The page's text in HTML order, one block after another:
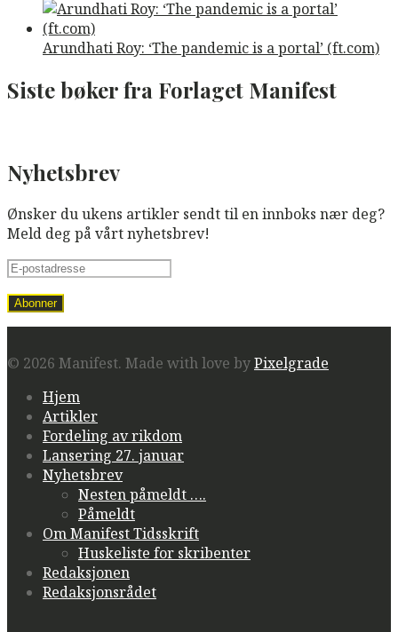
Arundhati Roy: ‘The pandemic is a portal’ (ft.com)
Siste bøker fra Forlaget Manifest
Nyhetsbrev
Ønsker du ukens artikler sendt til en innboks nær deg?
Meld deg på vårt nyhetsbrev!
© 2026 Manifest. Made with love byPixelgrade
Hjem
Artikler
Fordeling av rikdom
Lansering 27. januar
Nyhetsbrev
Nesten påmeldt ….
Påmeldt
Om Manifest Tidsskrift
Huskeliste for skribenter
Redaksjonen
Redaksjonsrådet